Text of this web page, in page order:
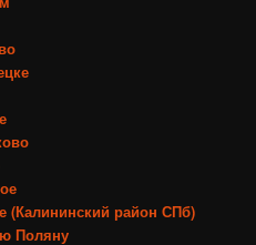
(Калининский район СПб)
Поляну